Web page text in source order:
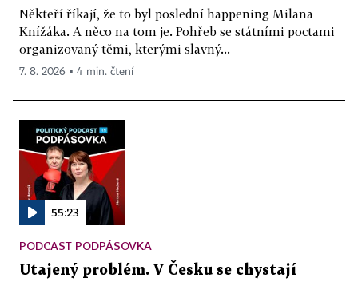
Někteří říkají, že to byl poslední happening Milana
Knížáka. A něco na tom je. Pohřeb se státními poctami
organizovaný těmi, kterými slavný...
7. 8. 2026 ▪ 4 min. čtení
55:23
PODCAST PODPÁSOVKA
Utajený problém. V Česku se chystají